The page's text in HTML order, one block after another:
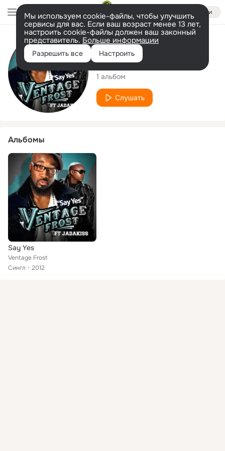
Войти
Мы используем cookie-файлы, чтобы улучшить
сервисы для вас. Если ваш возраст менее 13 лет,
настроить cookie-файлы должен ваш законный
представитель. Больше информации
Разрешить все Настроить
Исполнитель
Ventage Frost
1 альбом
Слушать
Альбомы
Say Yes
Ventage Frost
Сингл
2012